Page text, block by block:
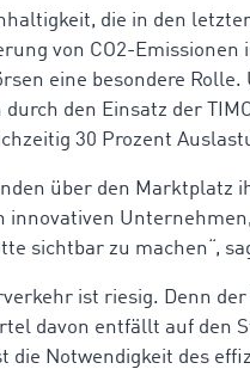
die in den
von CO2-
eine besondere Rolle.
den Einsatz der
30 Prozent
über den Marktplatz
innovativen
sichtbar zu machen“,
ist riesig. Denn
davon entfällt auf den
die Notwendigkeit des